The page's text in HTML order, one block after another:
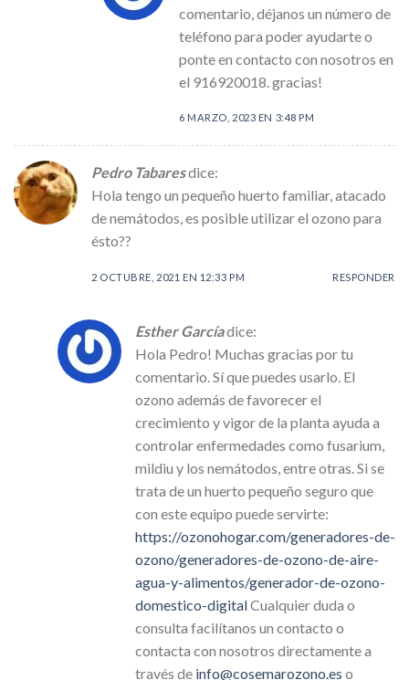
comentario, déjanos un número de
teléfono para poder ayudarte o
ponte en contacto con nosotros en
el 916920018. gracias!
6 MARZO, 2023 EN 3:48 PM
Pedro Tabaresdice:
Hola tengo un pequeño huerto familiar, atacado
de nemátodos, es posible utilizar el ozono para
ésto??
2 OCTUBRE, 2021 EN 12:33 PM RESPONDER
Esther Garcíadice:
Hola Pedro! Muchas gracias por tu
comentario. Sí que puedes usarlo. El
ozono además de favorecer el
crecimiento y vigor de la planta ayuda a
controlar enfermedades como fusarium,
mildiu y los nemátodos, entre otras. Si se
trata de un huerto pequeño seguro que
con este equipo puede servirte:
https://ozonohogar.com/generadores-de-
ozono/generadores-de-ozono-de-aire-
agua-y-alimentos/generador-de-ozono-
domestico-digitalCualquier duda o
consulta facilítanos un contacto o
contacta con nosotros directamente a
través de info@cosemarozono.es o